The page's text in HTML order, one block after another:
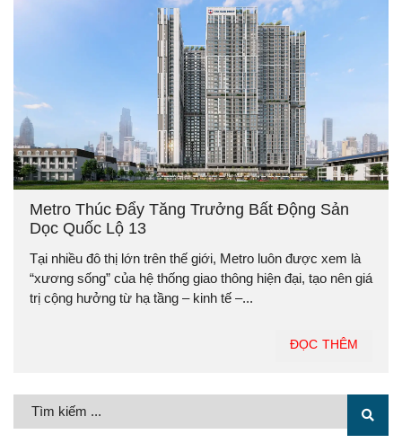
Metro Thúc Đẩy Tăng Trưởng Bất Động Sản
Dọc Quốc Lộ 13
Tại nhiều đô thị lớn trên thế giới, Metro luôn được xem là
“xương sống” của hệ thống giao thông hiện đại, tạo nên giá
trị cộng hưởng từ hạ tầng – kinh tế –...
ĐỌC THÊM